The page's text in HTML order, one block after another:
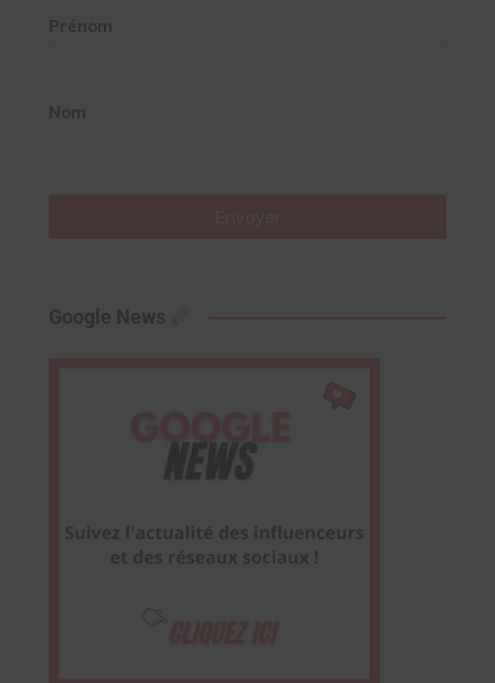
Prénom
Nom
Google News